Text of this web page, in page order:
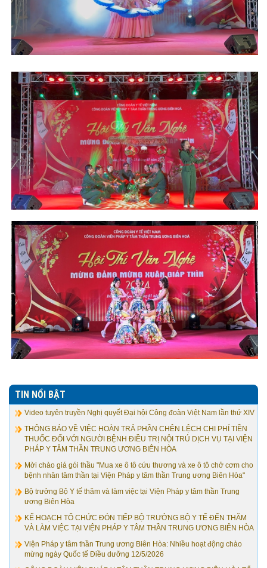
TIN NỔI BẬT
Video tuyên truyền Nghị quyết Đại hội Công đoàn Việt Nam lần thứ XIV
THÔNG BÁO VỀ VIỆC HOÀN TRẢ PHẦN CHÊN LỆCH CHI PHÍ TIỀN
THUỐC ĐỐI VỚI NGƯỜI BỆNH ĐIỀU TRỊ NỘI TRÚ DỊCH VỤ TẠI VIỆN
PHÁP Y TÂM THẦN TRUNG ƯƠNG BIÊN HÒA
Mời chào giá gói thầu "Mua xe ô tô cứu thương và xe ô tô chở cơm cho
bệnh nhân tâm thần tại Viện Pháp y tâm thần Trung ương Biên Hòa"
Bộ trưởng Bộ Y tế thăm và làm việc tại Viện Pháp y tâm thần Trung
ương Biên Hòa
KẾ HOẠCH TỔ CHỨC ĐÓN TIẾP BỘ TRƯỞNG BỘ Y TẾ ĐẾN THĂM
VÀ LÀM VIỆC TẠI VIỆN PHÁP Y TÂM THẦN TRUNG ƯƠNG BIÊN HÒA
Viện Pháp y tâm thần Trung ương Biên Hòa: Nhiều hoạt động chào
mừng ngày Quốc tế Điều dưỡng 12/5/2026